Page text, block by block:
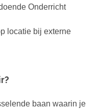
Onderricht
locatie bij externe
baan waarin je